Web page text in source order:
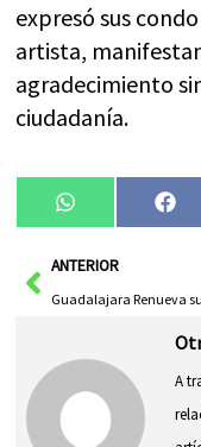
expresó sus
artista,
agradecimiento
ciudadanía.
Compartir
en
WhatsApp
en
AntANTERIOR
A